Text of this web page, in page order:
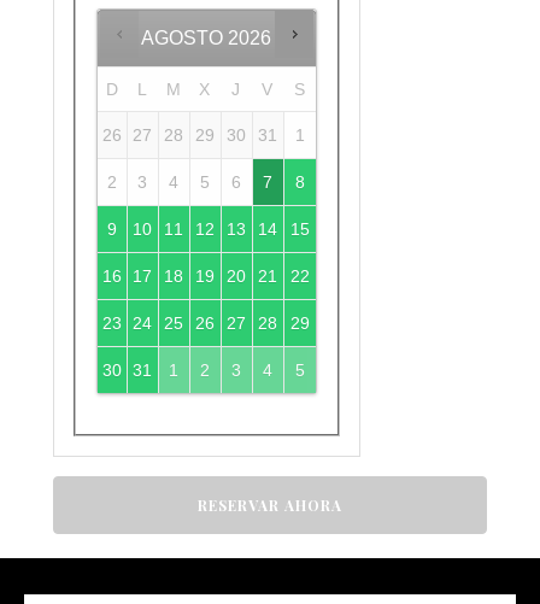
AGOSTO 2026
D L M X J V S
26 27 28 29 30 31 1
2 3 4 5 6 7 8
9 10 11 12 13 14 15
16 17 18 19 20 21 22
23 24 25 26 27 28 29
30 31 1 2 3 4 5
RESERVAR AHORA